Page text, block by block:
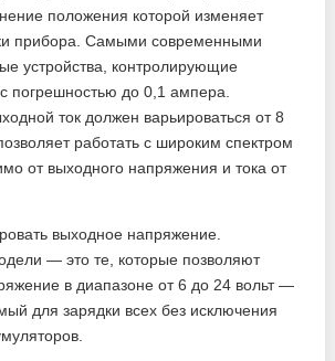
положения которой изменяет
прибора. Самыми современными
устройства, контролирующие
погрешностью до 0,1 ампера.
ток должен варьироваться от 8
работать с широким спектром
от выходного напряжения и тока от
выходное напряжение.
— это те, которые позволяют
в диапазоне от 6 до 24 вольт —
для зарядки всех без исключения